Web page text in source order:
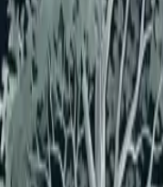
もっと見る